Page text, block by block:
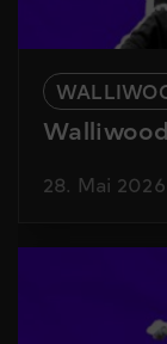
28. Mai 2026